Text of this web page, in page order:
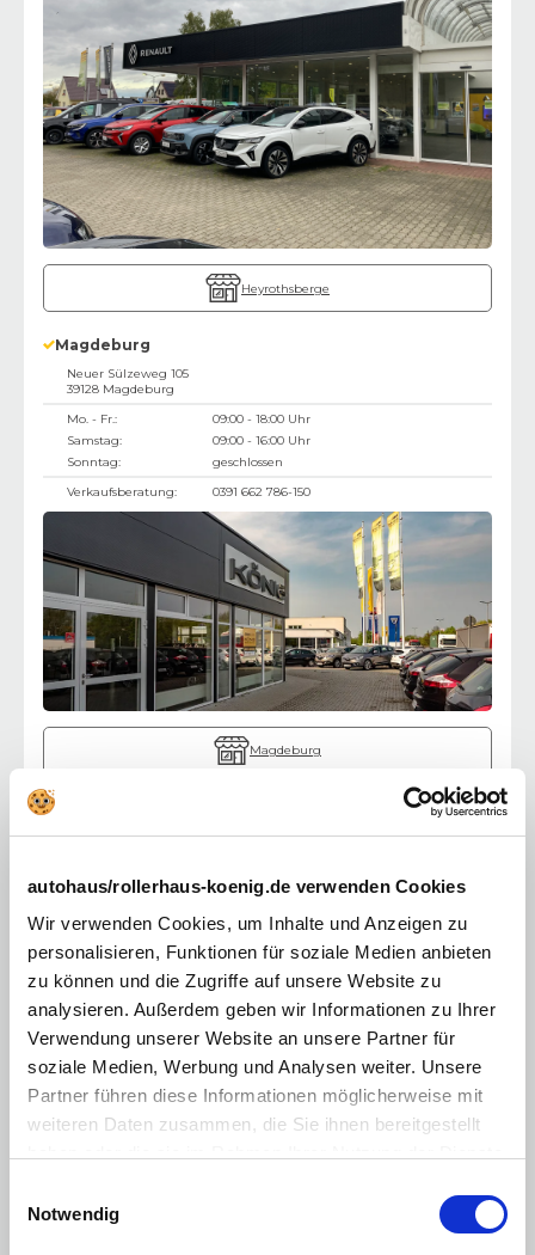
autohaus/rollerhaus-koenig.de verwenden Cookies
Wir verwenden Cookies, um Inhalte und Anzeigen zu
personalisieren, Funktionen für soziale Medien anbieten
zu können und die Zugriffe auf unsere Website zu
analysieren. Außerdem geben wir Informationen zu Ihrer
Verwendung unserer Website an unsere Partner für
soziale Medien, Werbung und Analysen weiter. Unsere
Partner führen diese Informationen möglicherweise mit
weiteren Daten zusammen, die Sie ihnen bereitgestellt
Cookies, wenn Sie unsere Webseite weiterhin nutzen.
Notwendig
Heyrothsberge
Magdeburg
Neuer Sülzeweg 105
39128 Magdeburg
Mo. - Fr.:
09:00 - 18:00 Uhr
Samstag:
09:00 - 16:00 Uhr
Sonntag:
geschlossen
Verkaufsberatung:
0391 662 786-150
Magdeburg
Coswiger Straße 11
Mo. - Fr.:
09:00 - 19:00 Uhr
Sonntag:
geschlossen
Verkaufsberatung:
03923 613 69-0